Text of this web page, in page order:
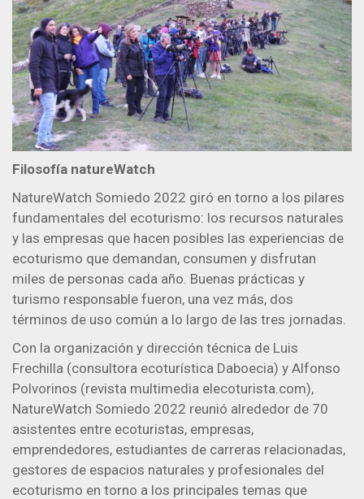
Filosofía natureWatch
NatureWatch Somiedo 2022 giró en torno a los pilares
fundamentales del ecoturismo: los recursos naturales
y las empresas que hacen posibles las experiencias de
ecoturismo que demandan, consumen y disfrutan
miles de personas cada año. Buenas prácticas y
turismo responsable fueron, una vez más, dos
términos de uso común a lo largo de las tres jornadas.
​Con la organización y dirección técnica de Luis
Frechilla (consultora ecoturística Daboecia) y Alfonso
Polvorinos (revista multimedia elecoturista.com),
NatureWatch Somiedo 2022 reunió alrededor de 70
asistentes entre ecoturistas, empresas,
emprendedores, estudiantes de carreras relacionadas,
gestores de espacios naturales y profesionales del
ecoturismo en torno a los principales temas que